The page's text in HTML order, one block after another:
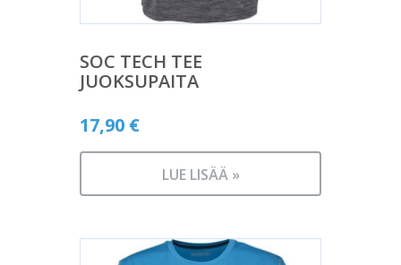
SOC TECH TEE
JUOKSUPAITA
17,90 €
LUE LISÄÄ »